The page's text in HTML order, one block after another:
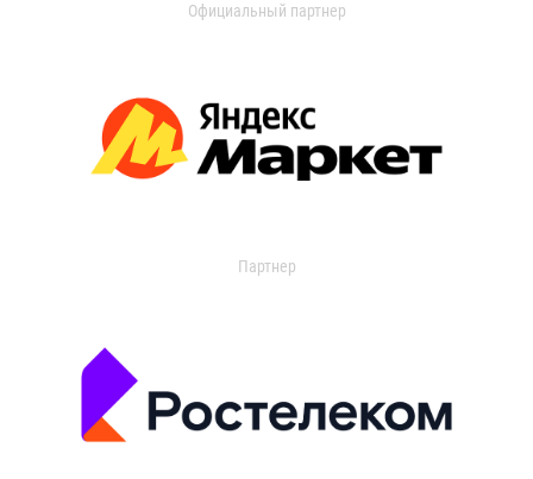
Официальный партнер
Партнер